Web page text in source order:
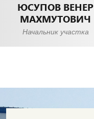
ЮСУПОВ ВЕНЕР
МАХМУТОВИЧ
Начальник участка